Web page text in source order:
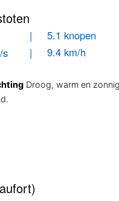
| 5.1 knopen
s
| 9.4 km/h
Droog, warm en zonnig